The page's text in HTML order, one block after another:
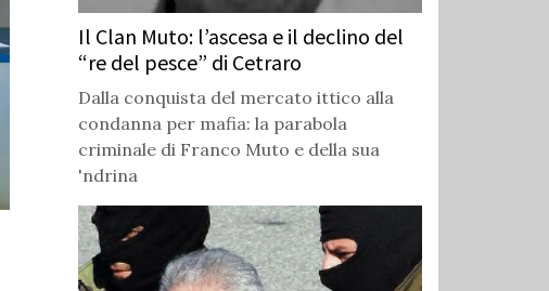
Il Clan Muto: l’ascesa e il declino del
“re del pesce” di Cetraro
Dalla conquista del mercato ittico alla
condanna per mafia: la parabola
criminale di Franco Muto e della sua
'ndrina